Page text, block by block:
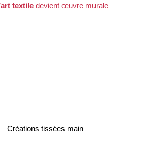
art textile devient œuvre murale
Créations tissées main